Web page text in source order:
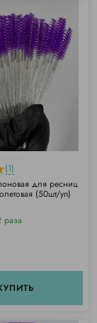
(1)
для ресниц
(50шт/уп)
раза